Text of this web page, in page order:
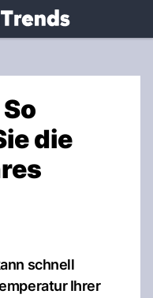
die
schnell
Ihrer